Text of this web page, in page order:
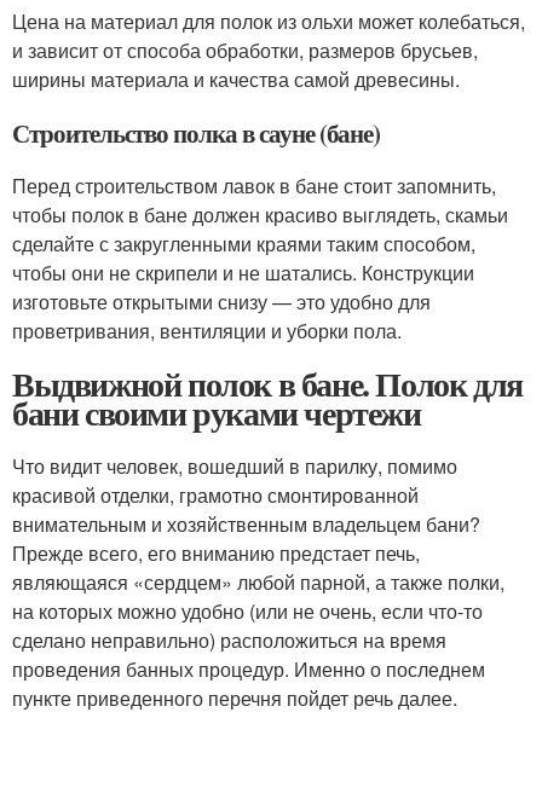
Цена на материал для полок из ольхи может колебаться,
и зависит от способа обработки, размеров брусьев,
ширины материала и качества самой древесины.
Строительство полка в сауне (бане)
Перед строительством лавок в бане стоит запомнить,
чтобы полок в бане должен красиво выглядеть, скамьи
сделайте с закругленными краями таким способом,
чтобы они не скрипели и не шатались. Конструкции
изготовьте открытыми снизу — это удобно для
проветривания, вентиляции и уборки пола.
Выдвижной полок в бане. Полок для
бани своими руками чертежи
Что видит человек, вошедший в парилку, помимо
красивой отделки, грамотно смонтированной
внимательным и хозяйственным владельцем бани?
Прежде всего, его вниманию предстает печь,
являющаяся «сердцем» любой парной, а также полки,
на которых можно удобно (или не очень, если что-то
сделано неправильно) расположиться на время
проведения банных процедур. Именно о последнем
пункте приведенного перечня пойдет речь далее.